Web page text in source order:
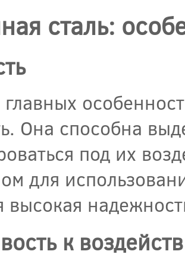
сталь:
Она способна
под их
для
высокая
к